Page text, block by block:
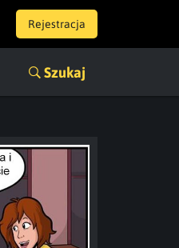
Rejestracja
Szukaj